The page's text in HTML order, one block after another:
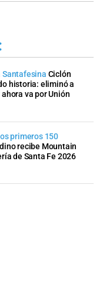
Santafesina Ciclón
historia: eliminó a
va por Unión
primeros 150
recibe Mountain
de Santa Fe 2026